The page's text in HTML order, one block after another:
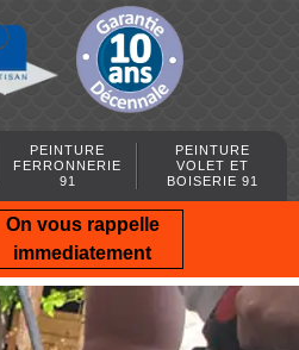
PEINTURE
FERRONNERIE
91
PEINTURE
VOLET ET
BOISERIE 91
On vous rappelle
immediatement